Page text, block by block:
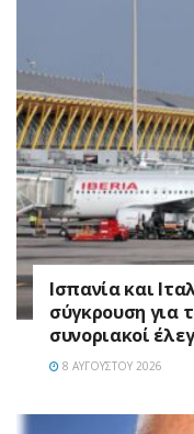
Ισπανία και
σύγκρουση για
συνοριακοί
8 ΑΥΓΟΎΣΤΟΥ 2026